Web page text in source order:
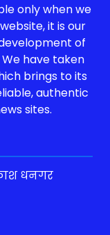
only when we
it is our
of
have taken
brings to its
authentic
sites.
धनगर